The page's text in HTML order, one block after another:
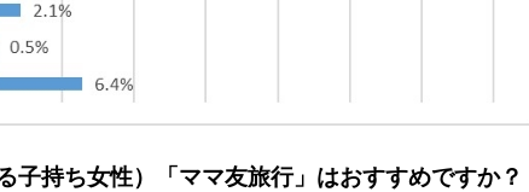
子持ち女性）「ママ友旅行」はおすすめですか？